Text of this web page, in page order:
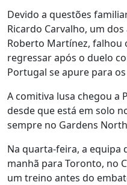
Devido a questões
Ricardo Carvalho, um
Roberto Martínez, falhou
regressar após o duelo
Portugal se apure para
A comitiva lusa chegou a
desde que está em solo
sempre no Gardens
Na quarta-feira, a equipa
manhã para Toronto, no
um treino antes do